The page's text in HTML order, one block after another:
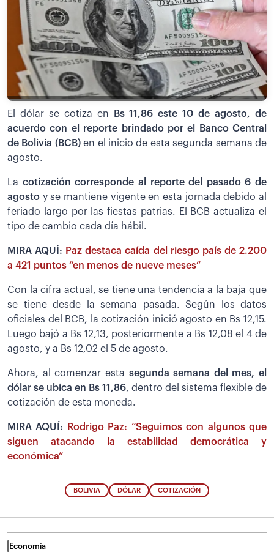
El dólar se cotiza en Bs11,86 este 10 de agosto, de
acuerdo con el reporte brindado por el Banco Central
de Bolivia (BCB)en el inicio de esta segunda semana de
agosto.
La cotización corresponde al reporte del pasado 6 de
agosto y se mantiene vigente en esta jornada debido al
feriado largo por las fiestas patrias. El BCB actualiza el
tipo de cambio cada día hábil.
MIRA AQUÍ: Paz destaca caída del riesgo país de 2.200
a 421 puntos “en menos de nueve meses”
Con la cifra actual, se tiene una tendencia a la baja que
se tiene desde la semana pasada. Según los datos
oficiales del BCB, la cotización inició agosto en Bs 12,15.
Luego bajó a Bs 12,13, posteriormente a Bs 12,08 el 4 de
agosto, y a Bs 12,02 el 5 de agosto.
Ahora, al comenzar esta segunda semana del mes, el
dólar se ubica en Bs 11,86, dentro del sistema flexible de
cotización de esta moneda.
MIRA AQUÍ:
Rodrigo Paz: “Seguimos con algunos que
siguen atacando la estabilidad democrática y
económica”
BOLIVIA DÓLAR COTIZACIÓN
Economía